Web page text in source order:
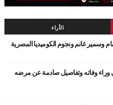
الأراء
وسمير غانم ونجوم الكوميديا المصرية
وراء وفاته وتفاصيل صادمة عن مرضه